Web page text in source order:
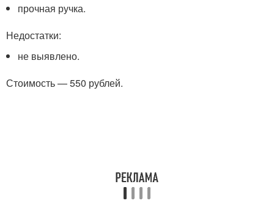
прочная ручка.
Недостатки:
не выявлено.
Стоимость — 550 рублей.